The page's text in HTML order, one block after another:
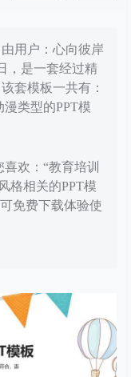
用户：心向彼岸
，是一套经过精
套模板一共有：
类型的PPT模
欢：“教育培训
格相关的PPT模
免费下载体验使